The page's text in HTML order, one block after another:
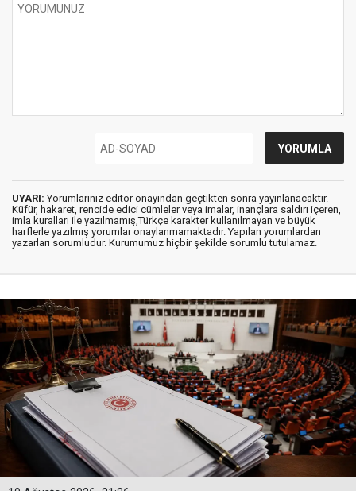
UYARI: Yorumlarınız editör onayından geçtikten sonra yayınlanacaktır.
Küfür, hakaret, rencide edici cümleler veya imalar, inançlara saldırı içeren,
imla kuralları ile yazılmamış,Türkçe karakter kullanılmayan ve büyük
harflerle yazılmış yorumlar onaylanmamaktadır. Yapılan yorumlardan
yazarları sorumludur. Kurumumuz hiçbir şekilde sorumlu tutulamaz.